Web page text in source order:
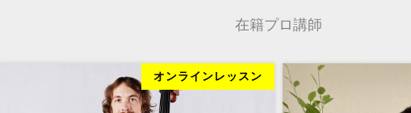
在籍プロ講師
オンラインレッスン